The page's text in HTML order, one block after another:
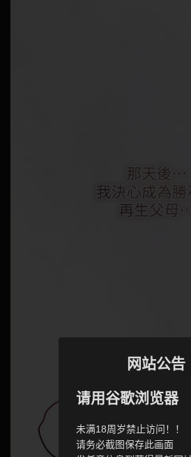
网站公告
请用谷歌浏览器
未满18周岁禁止访问！！
请务必截图保存此画面